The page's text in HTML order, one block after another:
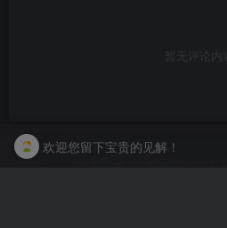
暂无评论内容
欢迎您留下宝贵的见解！